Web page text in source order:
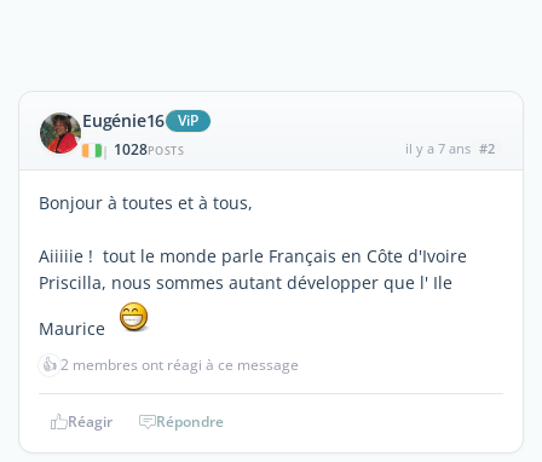
Eugénie16 ViP
| 1028POSTS il y a 7 ans #2
Bonjour à toutes et à tous,
Aiiiiie ! tout le monde parle Français en Côte d'Ivoire
Priscilla, nous sommes autant développer que l' Ile
Maurice
👍2 membres ont réagi à ce message
Réagir Répondre